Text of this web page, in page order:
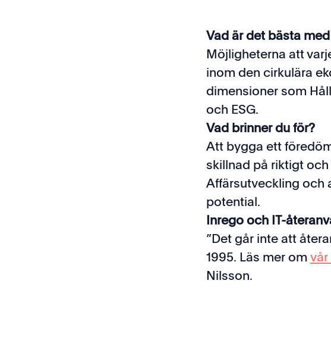
Vad är det bästa
Möjligheterna att
inom den cirkulära
dimensioner som
och ESG.
Vad brinner du för?
Att bygga ett
skillnad på riktigt
Affärsutveckling och
potential.
Inrego och IT-
”Det går inte att
1995. Läs mer om
Nilsson.